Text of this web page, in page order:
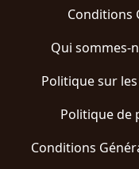
Conditions
Qui sommes-
Politique sur
Politique de
Conditions